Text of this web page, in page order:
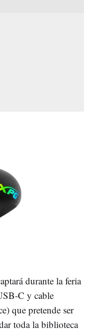
durante la feria
C y cable
que pretende ser
toda la biblioteca